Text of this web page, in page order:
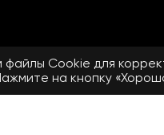
«Национальный
файлы Сookie для
на кнопку